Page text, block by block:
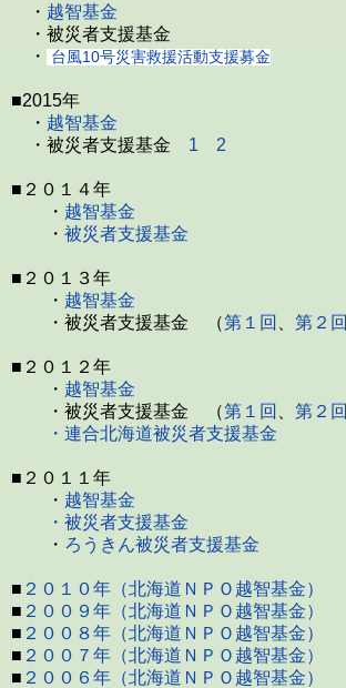
・ 越智基金
・被災者支援基金
・
台風10号災害救援活動支援募金
■2015年
・ 越智基金
・被災者支援基金 1 2
■２０１４年
・ 越智基金
・ 被災者支援基金
■２０１３年
・ 越智基金
・被災者支援基金 （第１回 第２回
■２０１２年
・ 越智基金
・被災者支援基金 （第１回 第２回
・連合北海道被災者支援基金
■２０１１年
・ 越智基金
・被災者支援基金
・ ろうきん被災者支援基金
■ ２０１０年（北海道ＮＰＯ越智基金）
■ ２００９年（北海道ＮＰＯ越智基金）
■ ２００８年（北海道ＮＰＯ越智基金）
■ ２００７年（北海道ＮＰＯ越智基金）
■ ２００６年（北海道ＮＰＯ越智基金）